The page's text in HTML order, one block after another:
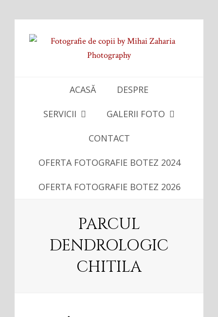
ACASĂ DESPRE
SERVICII GALERII FOTO
CONTACT
OFERTA FOTOGRAFIE BOTEZ 2024
OFERTA FOTOGRAFIE BOTEZ 2026
PARCUL
DENDROLOGIC
CHITILA